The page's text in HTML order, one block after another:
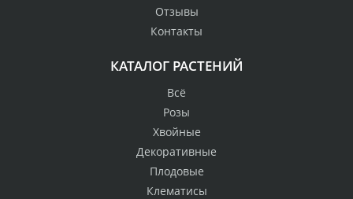
Отзывы
Контакты
КАТАЛОГ РАСТЕНИЙ
Всё
Розы
Хвойные
Декоративные
Плодовые
Клематисы